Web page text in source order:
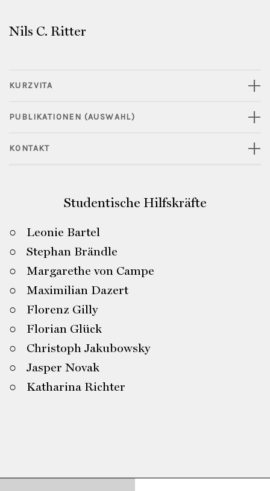
Nils C. Ritter
KURZVITA
PUBLIKATIONEN (AUSWAHL)
KONTAKT
Studentische Hilfskräfte
Leonie Bartel
Stephan Brändle
Margarethe von Campe
Maximilian Dazert
Florenz Gilly
Florian Glück
Christoph Jakubowsky
Jasper Novak
Katharina Richter